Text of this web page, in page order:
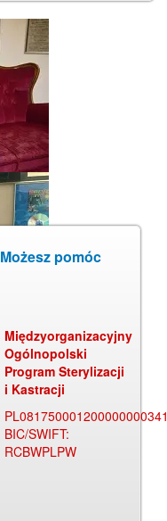
Możesz pomóc
Międzyorganizacyjny
Ogólnopolski
Program Sterylizacji
i Kastracji
BIC/SWIFT:
RCBWPLPW